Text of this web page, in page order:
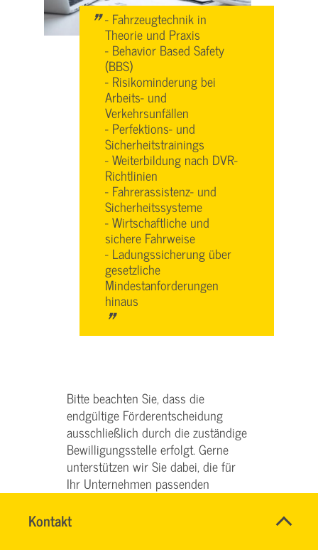
Kontakt
SERVICE
Name*
" - Fahrzeugtechnik in
Theorie und Praxis
- Behavior Based Safety
(BBS)
- Risikominderung bei
Arbeits- und
Verkehrsunfällen
- Perfektions- und
Sicherheitstrainings
- Weiterbildung nach DVR-
Richtlinien
- Fahrerassistenz- und
Sicherheitssysteme
- Wirtschaftliche und
sichere Fahrweise
- Ladungssicherung über
gesetzliche
Mindestanforderungen
hinaus
"
Bitte beachten Sie, dass die
endgültige Förderentscheidung
ausschließlich durch die zuständige
Bewilligungsstelle erfolgt. Gerne
unterstützen wir Sie dabei, die für
Ihr Unternehmen passenden
und den Förderantrag erfolgreich